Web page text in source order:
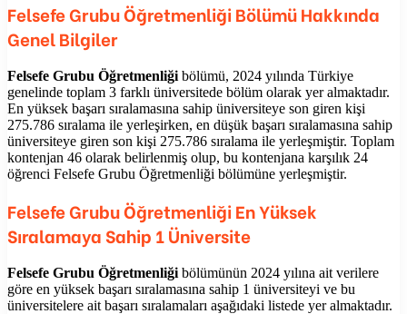
Felsefe Grubu Öğretmenliği Bölümü Hakkında
Genel Bilgiler
Felsefe Grubu Öğretmenliği bölümü, 2024 yılında Türkiye
genelinde toplam 3 farklı üniversitede bölüm olarak yer almaktadır.
En yüksek başarı sıralamasına sahip üniversiteye son giren kişi
275.786 sıralama ile yerleşirken, en düşük başarı sıralamasına sahip
üniversiteye giren son kişi 275.786 sıralama ile yerleşmiştir. Toplam
kontenjan 46 olarak belirlenmiş olup, bu kontenjana karşılık 24
öğrenci Felsefe Grubu Öğretmenliği bölümüne yerleşmiştir.
Felsefe Grubu Öğretmenliği En Yüksek
Sıralamaya Sahip 1 Üniversite
Felsefe Grubu Öğretmenliği bölümünün 2024 yılına ait verilere
göre en yüksek başarı sıralamasına sahip 1 üniversiteyi ve bu
üniversitelere ait başarı sıralamaları aşağıdaki listede yer almaktadır.